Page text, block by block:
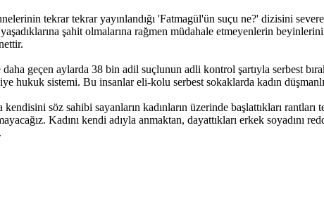
tekrar tekrar yayınlandığı 'Fatmagül'ün suçu ne?' dizisini
şahit olmalarına rağmen müdahale etmeyenlerin
daha geçen aylarda 38 bin adil suçlunun adli kontrol şartıyla serbest
hukuk sistemi. Bu insanlar eli-kolu serbest sokaklarda kadın
söz sahibi sayanların kadınların üzerinde başlattıkları
Kadını kendi adıyla anmaktan, dayattıkları erkek soyadını